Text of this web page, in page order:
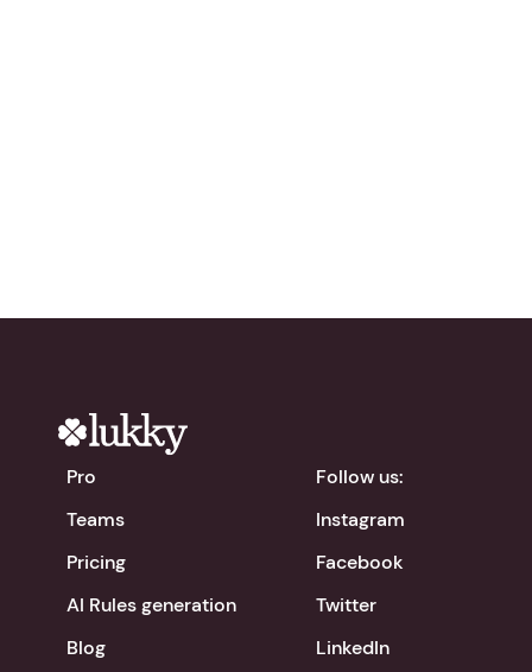
Pro
Teams
Pricing
AI Rules generation
Blog
Follow us:
Instagram
Facebook
Twitter
LinkedIn